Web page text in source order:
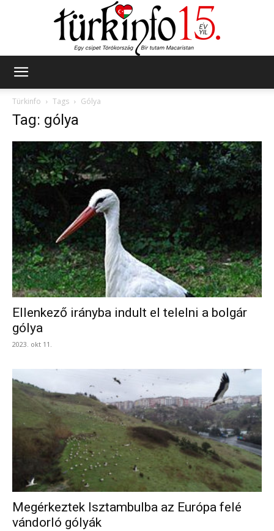
Türkinfo
Tags Gólya
Tag: gólya
Ellenkező irányba indult el telelni a bolgár
gólya
2023. okt 11.
Megérkeztek Isztambulba az Európa felé
vándorló gólyák